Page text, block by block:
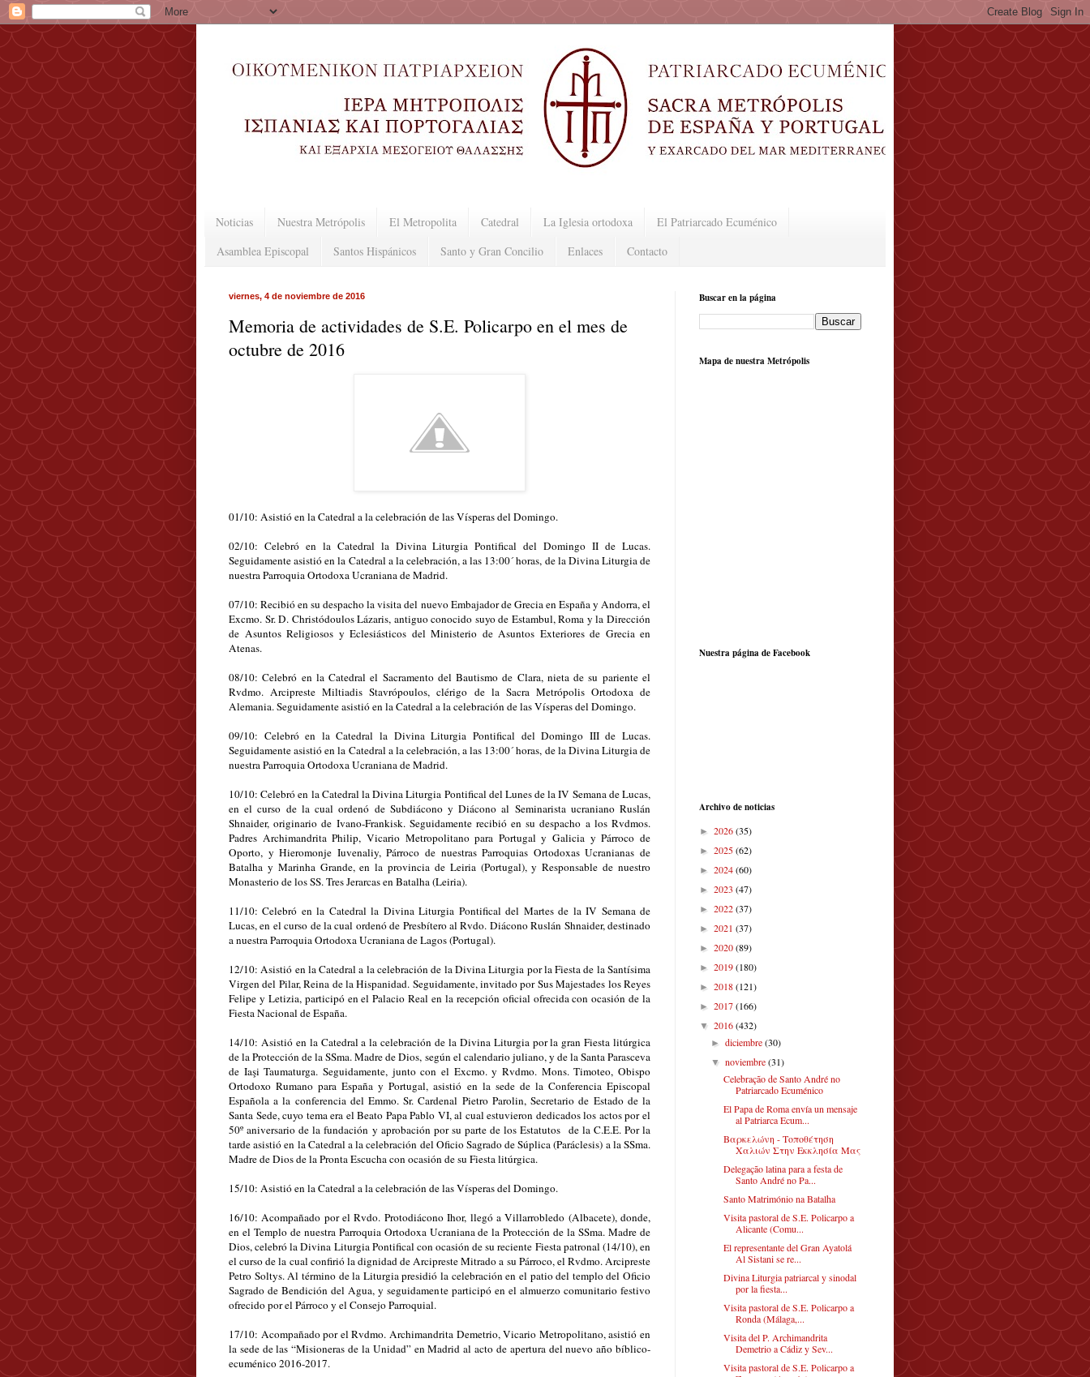
Noticias Nuestra Metrópolis El Metropolita Catedral La Iglesia ortodoxa
El Patriarcado Ecuménico
Asamblea Episcopal
Santos Hispánicos Santo y Gran Concilio Enlaces Contacto
viernes, 4 de noviembre de 2016
Memoria de actividades de S.E. Policarpo en el mes de
octubre de 2016
01/10: Asistió en la Catedral a la celebración de las Vísperas del Domingo.
02/10: Celebró en la Catedral la Divina Liturgia Pontifical del Domingo II de Lucas.
Seguidamente asistió en la Catedral a la celebración, a las 13:00´ horas, de la Divina Liturgia de
nuestra Parroquia Ortodoxa Ucraniana de Madrid.
07/10: Recibió en su despacho la visita del nuevo Embajador de Grecia en España y Andorra, el
Excmo. Sr. D. Christódoulos Lázaris, antiguo conocido suyo de Estambul, Roma y la Dirección
de Asuntos Religiosos y Eclesiásticos del Ministerio de Asuntos Exteriores de Grecia en
Atenas.
08/10: Celebró en la Catedral el Sacramento del Bautismo de Clara, nieta de su pariente el
Rvdmo. Arcipreste Miltiadis Stavrópoulos, clérigo de la Sacra Metrópolis Ortodoxa de
Alemania. Seguidamente asistió en la Catedral a la celebración de las Vísperas del Domingo.
09/10: Celebró en la Catedral la Divina Liturgia Pontifical del Domingo III de Lucas.
Seguidamente asistió en la Catedral a la celebración, a las 13:00´ horas, de la Divina Liturgia de
nuestra Parroquia Ortodoxa Ucraniana de Madrid.
10/10: Celebró en la Catedral la Divina Liturgia Pontifical del Lunes de la IV Semana de Lucas,
en el curso de la cual ordenó de Subdiácono y Diácono al Seminarista ucraniano Ruslán
Shnaider, originario de Ivano-Frankisk. Seguidamente recibió en su despacho a los Rvdmos.
Padres Archimandrita Philip, Vicario Metropolitano para Portugal y Galicia y Párroco de
Oporto, y Hieromonje Iuvenaliy, Párroco de nuestras Parroquias Ortodoxas Ucranianas de
Batalha y Marinha Grande, en la provincia de Leiria (Portugal), y Responsable de nuestro
Monasterio de los SS. Tres Jerarcas en Batalha (Leiria).
11/10: Celebró en la Catedral la Divina Liturgia Pontifical del Martes de la IV Semana de
Lucas, en el curso de la cual ordenó de Presbítero al Rvdo. Diácono Ruslán Shnaider, destinado
a nuestra Parroquia Ortodoxa Ucraniana de Lagos (Portugal).
12/10: Asistió en la Catedral a la celebración de la Divina Liturgia por la Fiesta de la Santísima
Virgen del Pilar, Reina de la Hispanidad. Seguidamente, invitado por Sus Majestades los Reyes
Felipe y Letizia, participó en el Palacio Real en la recepción oficial ofrecida con ocasión de la
Fiesta Nacional de España.
14/10: Asistió en la Catedral a la celebración de la Divina Liturgia por la gran Fiesta litúrgica
de la Protección de la SSma. Madre de Dios, según el calendario juliano, y de la Santa Parasceva
de Iaşi Taumaturga. Seguidamente, junto con el Excmo. y Rvdmo. Mons. Timoteo, Obispo
Ortodoxo Rumano para España y Portugal, asistió en la sede de la Conferencia Episcopal
Española a la conferencia del Emmo. Sr. Cardenal Pietro Parolin, Secretario de Estado de la
Santa Sede, cuyo tema era el Beato Papa Pablo VI, al cual estuvieron dedicados los actos por el
50º aniversario de la fundación y aprobación por su parte de los Estatutos de la C.E.E. Por la
tarde asistió en la Catedral a la celebración del Oficio Sagrado de Súplica (Paráclesis) a la SSma.
Madre de Dios de la Pronta Escucha con ocasión de su Fiesta litúrgica.
15/10: Asistió en la Catedral a la celebración de las Vísperas del Domingo.
16/10: Acompañado por el Rvdo. Protodiácono Ihor, llegó a Villarrobledo (Albacete), donde,
en el Templo de nuestra Parroquia Ortodoxa Ucraniana de la Protección de la SSma. Madre de
Dios, celebró la Divina Liturgia Pontifical con ocasión de su reciente Fiesta patronal (14/10), en
el curso de la cual confirió la dignidad de Arcipreste Mitrado a su Párroco, el Rvdmo. Arcipreste
Petro Soltys. Al término de la Liturgia presidió la celebración en el patio del templo del Oficio
Sagrado de Bendición del Agua, y seguidamente participó en el almuerzo comunitario festivo
ofrecido por el Párroco y el Consejo Parroquial.
17/10: Acompañado por el Rvdmo. Archimandrita Demetrio, Vicario Metropolitano, asistió en
la sede de las “Misioneras de la Unidad” en Madrid al acto de apertura del nuevo año bíblico-
ecuménico 2016-2017.
Buscar en la página
Mapa de nuestra Metrópolis
Nuestra página de Facebook
Archivo de noticias
► 2026(35)
► 2025(62)
► 2024(60)
► 2023 (47)
► 2022(37)
► 2021 (37)
► 2020(89)
► 2019(180)
► 2018(121)
► 2017(166)
▼ 2016(432)
►diciembre(30)
▼noviembre(31)
Celebração de Santo André no
Patriarcado Ecuménico
El Papa de Roma envía un mensaje
al Patriarca Ecum...
Βαρκελώνη - Τοποθέτηση
Χαλιών Στην Εκκλησία Μας
Delegação latina para a festa de
Santo André no Pa...
Santo Matrimónio na Batalha
Visita pastoral de S.E. Policarpo a
Alicante (Comu...
El representante del Gran Ayatolá
Al Sistani se re...
Divina Liturgia patriarcal y sinodal
por la fiesta...
Visita pastoral de S.E. Policarpo a
Ronda (Málaga,...
Visita del P. Archimandrita
Demetrio a Cádiz y Sev...
Visita pastoral de S.E. Policarpo a